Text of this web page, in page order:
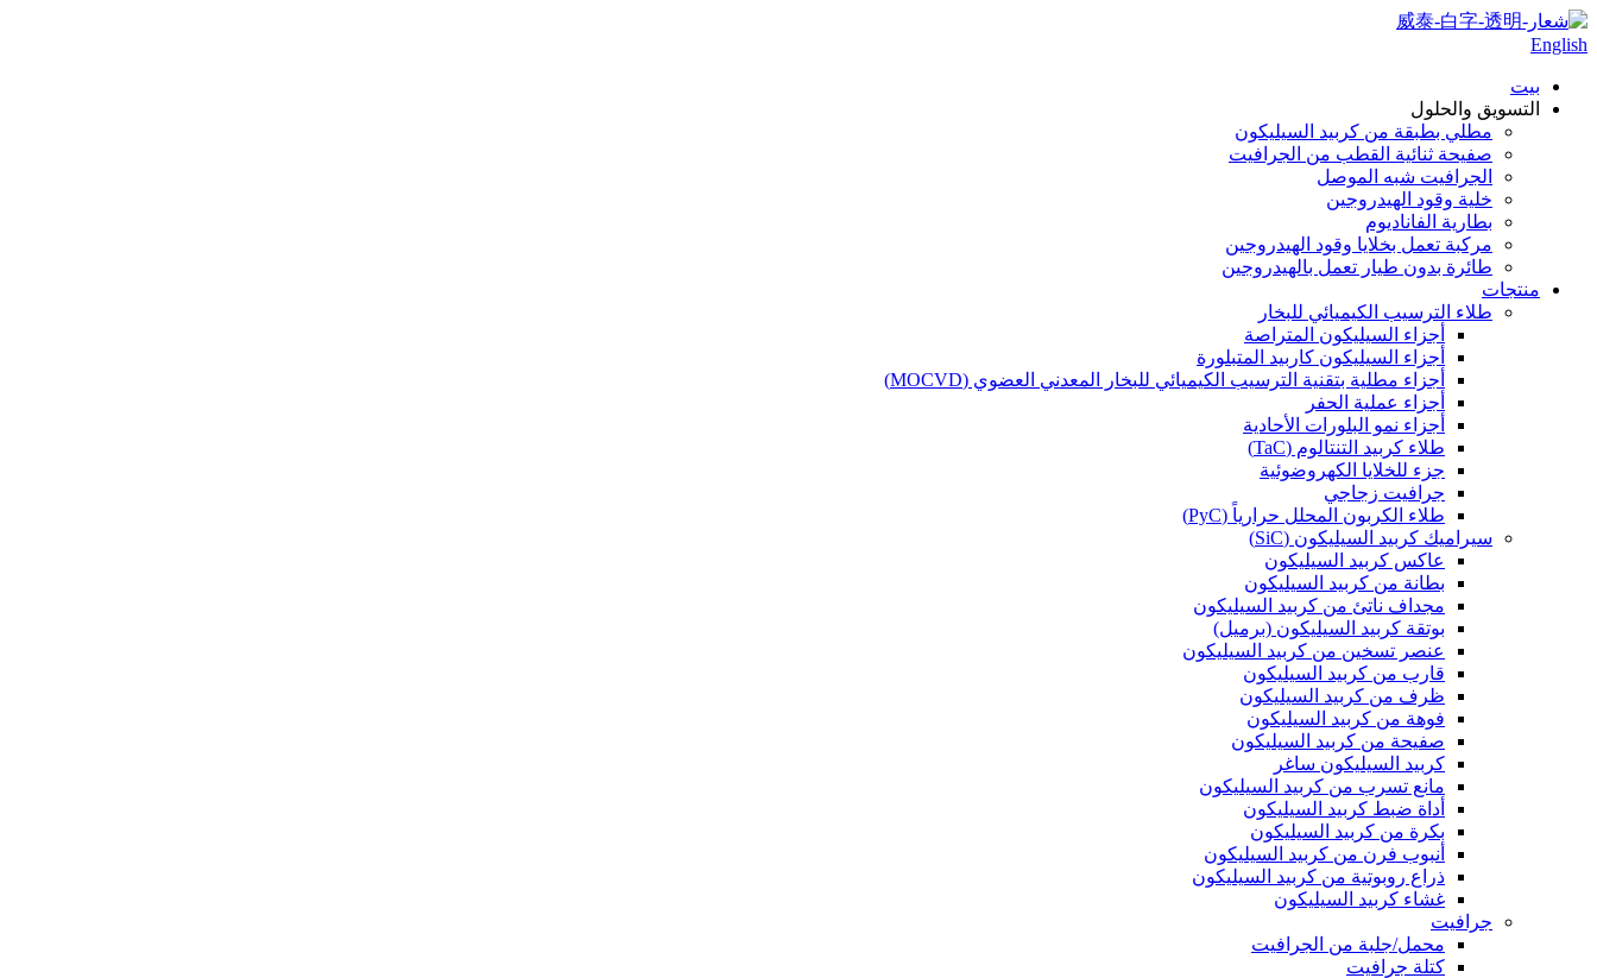
English
بيت
التسويق والحلول
مطلي بطبقة من كربيد السيليكون
صفيحة ثنائية القطب من الجرافيت
الجرافيت شبه الموصل
خلية وقود الهيدروجين
بطارية الفاناديوم
مركبة تعمل بخلايا وقود الهيدروجين
طائرة بدون طيار تعمل بالهيدروجين
منتجات
طلاء الترسيب الكيميائي للبخار
أجزاء السيليكون المتراصة
أجزاء السيليكون كاربيد المتبلورة
أجزاء مطلية بتقنية الترسيب الكيميائي للبخار المعدني العضوي (MOCVD)
أجزاء عملية الحفر
أجزاء نمو البلورات الأحادية
طلاء كربيد التنتالوم (TaC)
جزء للخلايا الكهروضوئية
جرافيت زجاجي
طلاء الكربون المحلل حرارياً (PyC)
سيراميك كربيد السيليكون (SiC)
عاكس كربيد السيليكون
بطانة من كربيد السيليكون
مجداف ناتئ من كربيد السيليكون
بوتقة كربيد السيليكون (برميل)
عنصر تسخين من كربيد السيليكون
قارب من كربيد السيليكون
ظرف من كربيد السيليكون
فوهة من كربيد السيليكون
صفيحة من كربيد السيليكون
كربيد السيليكون ساغر
مانع تسرب من كربيد السيليكون
أداة ضبط كربيد السيليكون
بكرة من كربيد السيليكون
أنبوب فرن من كربيد السيليكون
ذراع روبوتية من كربيد السيليكون
غشاء كربيد السيليكون
جرافيت
محمل/جلبة من الجرافيت
كتلة جرافيت